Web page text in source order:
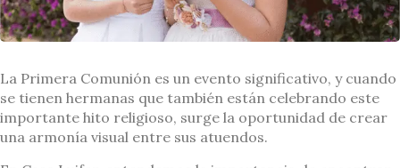
La Primera Comunión es un evento significativo, y cuando
se tienen hermanas que también están celebrando este
importante hito religioso, surge la oportunidad de crear
una armonía visual entre sus atuendos.